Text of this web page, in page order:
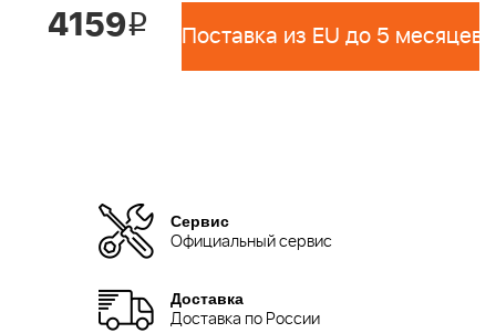
4159i Поставка из EU до 5 месяцев
Сервис
Официальный сервис
Доставка
Доставка по России